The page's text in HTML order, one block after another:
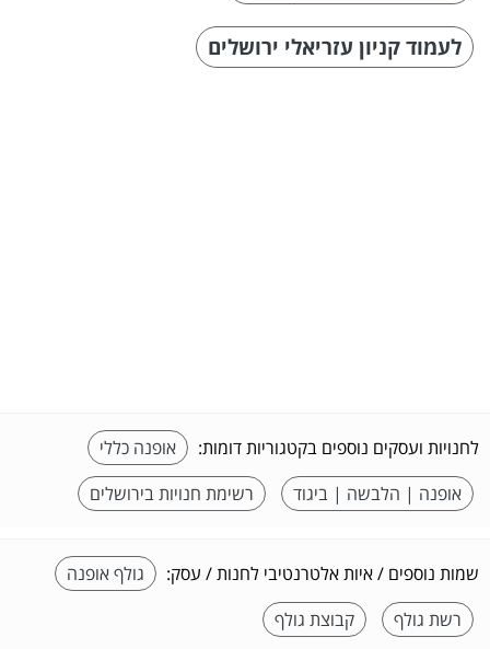
לעמוד קניון עזריאלי ירושלים
לחנויות ועסקים נוספים בקטגוריות דומות:
אופנה כללי
אופנה | הלבשה | ביגוד
רשימת חנויות בירושלים
שמות נוספים / איות אלטרנטיבי לחנות / עסק:
גולף אופנה
רשת גולף
קבוצת גולף